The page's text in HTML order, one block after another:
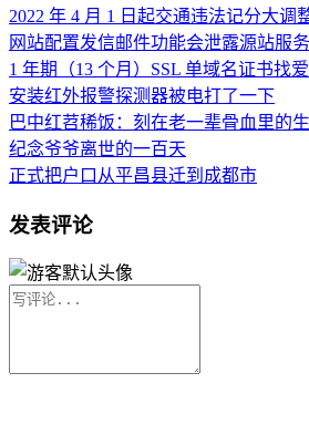
2022 年 4 月 1 日起交通违法记分大调
网站配置发信邮件功能会泄露源站服
1 年期（13 个月）SSL 单域名证书找
安装红外报警探测器被电打了一下
巴中红苕稀饭：刻在老一辈骨血里的
纪念爷爷离世的一百天
正式把户口从平昌县迁到成都市
发表评论